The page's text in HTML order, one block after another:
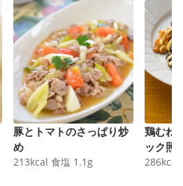
豚とトマトのさっぱり炒
め
213kcal 食塩 1.1 g
鶏むね
ック照
286kcal